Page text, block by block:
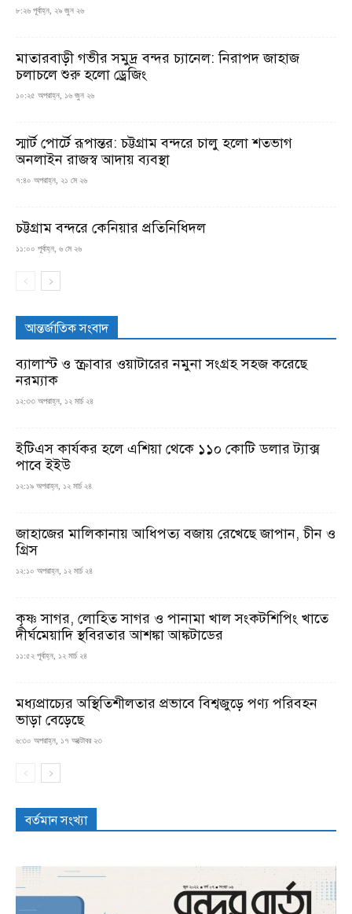
৮:২৬ পূর্বাহ্ন, ২৯ জুন ২৬
মাতারবাড়ী গভীর সমুদ্র বন্দর চ্যানেল: নিরাপদ জাহাজ
চলাচলে শুরু হলো ড্রেজিং
১০:২৫ অপরাহ্ন, ১৬ জুন ২৬
স্মার্ট পোর্টে রূপান্তর: চট্টগ্রাম বন্দরে চালু হলো শতভাগ
অনলাইন রাজস্ব আদায় ব্যবস্থা
৭:৪০ অপরাহ্ন, ২১ মে ২৬
চট্টগ্রাম বন্দরে কেনিয়ার প্রতিনিধিদল
১১:০০ পূর্বাহ্ন, ৬ মে ২৬
আন্তর্জাতিক সংবাদ
ব্যালাস্ট ও স্ক্রাবার ওয়াটারের নমুনা সংগ্রহ সহজ করেছে
নরম্যাক
১২:৩৩ অপরাহ্ন, ১২ মার্চ ২৪
ইটিএস কার্যকর হলে এশিয়া থেকে ১১০ কোটি ডলার ট্যাক্স
পাবে ইইউ
১২:১৯ অপরাহ্ন, ১২ মার্চ ২৪
জাহাজের মালিকানায় আধিপত্য বজায় রেখেছে জাপান, চীন ও
গ্রিস
১২:১০ অপরাহ্ন, ১২ মার্চ ২৪
কৃষ্ণ সাগর, লোহিত সাগর ও পানামা খাল সংকটশিপিং খাতে
দীর্ঘমেয়াদি স্থবিরতার আশঙ্কা আঙ্কটাডের
১১:৫২ পূর্বাহ্ন, ১২ মার্চ ২৪
মধ্যপ্রাচ্যের অস্থিতিশীলতার প্রভাবে বিশ্বজুড়ে পণ্য পরিবহন
ভাড়া বেড়েছে
৬:৩০ অপরাহ্ন, ১৭ অক্টোবর ২৩
বর্তমান সংখ্যা